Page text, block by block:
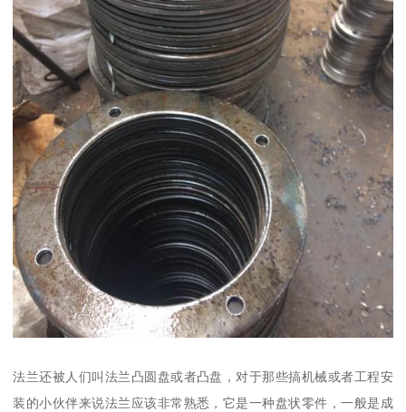
法兰还被人们叫法兰凸圆盘或者凸盘，对于那些搞机械或者工程安
装的小伙伴来说法兰应该非常熟悉，它是一种盘状零件，一般是成